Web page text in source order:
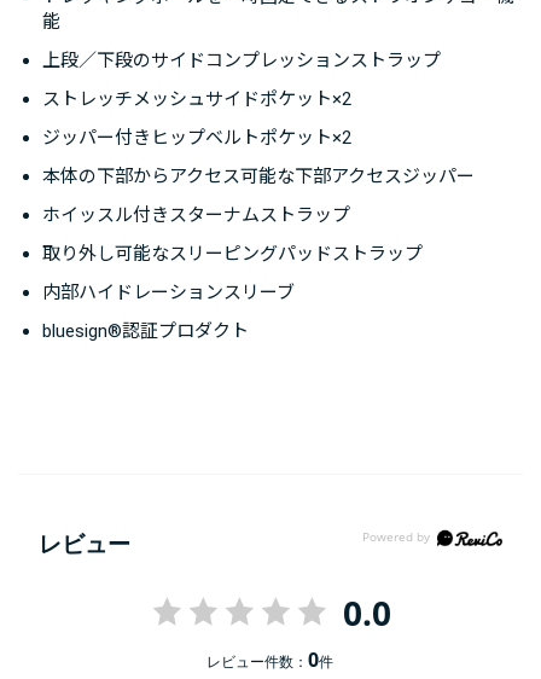
ション成形されたフレームシートは縦方向のねじれに強
く、背面に沿って曲がることにより、快適性を高めてい
ます。バックパネルとシームレスに一体化された、柔軟
性のあるヒップベルトが腰を包み込み、アクティブな身
※この商品はメンズモデルです。ウィメンズモデルとし
てテンペスト44がラインナップされています。
能
上段／下段のサイドコンプレッションストラップ
ストレッチメッシュサイドポケット×2
ジッパー付きヒップベルトポケット×2
本体の下部からアクセス可能な下部アクセスジッパー
ホイッスル付きスターナムストラップ
取り外し可能なスリーピングパッドストラップ
内部ハイドレーションスリーブ
bluesign®認証プロダクト
レビュー
0.0
レビュー件数：0件